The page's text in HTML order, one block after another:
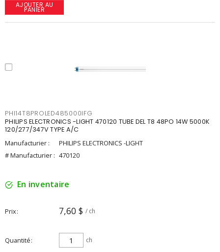
AJOUTER AU
PANIER
PHI14T8PROLED485000IFG
PHILIPS ELECTRONICS -LIGHT 470120 TUBE DEL T8 48PO 14W 5000K
120/277/347V TYPE A/C
Manufacturier :
PHILIPS ELECTRONICS -LIGHT
# Manufacturier : 470120
En inventaire
Prix 7,60 $ / ch
Quantité ch